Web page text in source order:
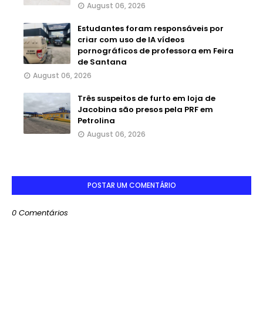
August 06, 2026
Estudantes foram responsáveis por
criar com uso de IA vídeos
pornográficos de professora em Feira
de Santana
August 06, 2026
Três suspeitos de furto em loja de
Jacobina são presos pela PRF em
Petrolina
August 06, 2026
POSTAR UM COMENTÁRIO
0 Comentários